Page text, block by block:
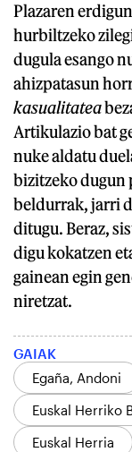
Plazaren
hurbiltzeko
dugula esango
ahizpatasun
kasualitatea
Artikulazio bat
nuke aldatu
bizitzeko dugun
beldurrak, jarri
ditugu. Beraz,
digu kokatzen
gainean egin
niretzat.
GAIAK
Egaña, Andoni
Euskal Herriko
Euskal Herria